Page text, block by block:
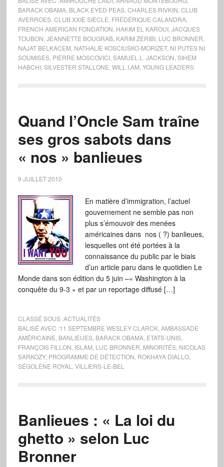
BARACK OBAMA, BLACK EYED PEAS, CHARLES RIVKIN CLUB
AVERROES, CLUB XXIE SIÈCLE FRÉDÉRIQUE CALANDRA,
FRENCH AMERICAN FONDATION HAKIM EL KAROUI, JACQUES
TOUBON JEANNETTE BOUGRAB, KARIM ZERIBI, LUC BRONNER
NAJAT BELKACEM NATHALIE KOSCIUSKO-MORIZET, NI PUTES NI
SOUMISES, PIERRE MOSCOVICI, SAMUEL L. JACKSON SIHEM
HABCHI, SILVESTER STALLONE WILL I.AM YOUNG LEADERS
Quand l’Oncle Sam traîne
ses gros sabots dans
« nos » banlieues
9 JUILLET 2010
En matière d’immigration, l’actuel
gouvernement ne semble pas non
plus s’émouvoir des menées
américaines dans nos ( ?) banlieues,
lesquelles ont été portées à la
connaissance du public par le biais
d’un article paru dans le quotidien Le
Monde dans son édition du 5 juin –« Washington à la
conquête du 9-3 » et par un reportage diffusé […]
CLASSÉ SOUS :ACTUALITÉS
BALISÉ AVEC :11 SEPTEMBRE WESLEY CLARCK, AMBASSADE
AMÉRICAINE BANLIEUES, BARACK OBAMA, ETATS-UNIS,
FRANÇOIS FILLON ISLAM LUC BRONNER MINORITÉS, NICOLAS
SARKOZY, PROGRAMME DE DÉTECTION ROKHAYA DIALLO,
SÉGOLÈNE ROYAL
VILLIERS-LE-BEL
Banlieues : « La loi du
ghetto » selon Luc
Bronner